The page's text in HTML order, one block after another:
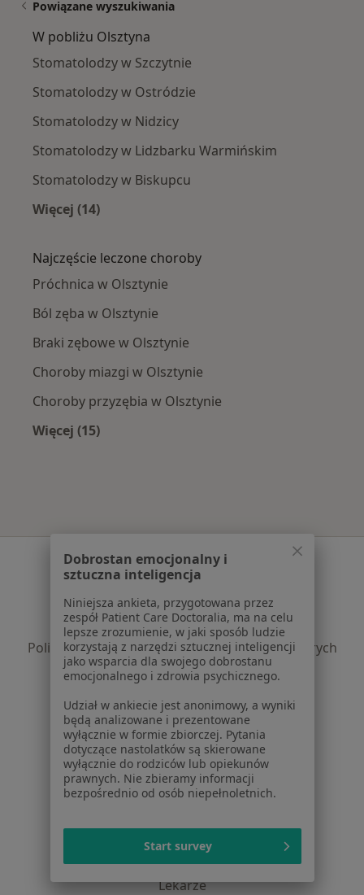
Powiązane wyszukiwania
W pobliżu Olsztyna
Stomatolodzy w Szczytnie
Stomatolodzy w Ostródzie
Stomatolodzy w Nidzicy
Stomatolodzy w Lidzbarku Warmińskim
Stomatolodzy w Biskupcu
Więcej (14)
Najczęście leczone choroby
Próchnica w Olsztynie
Ból zęba w Olsztynie
Braki zębowe w Olsztynie
Choroby miazgi w Olsztynie
Choroby przyzębia w Olsztynie
Więcej (15)
Serwis
Polityka prywatności pacjentów
Polityka prywatności profesjonalistów
Polityka prywatności dla profesjonalistów, których
dane pozyskaliśmy samodzielnie
Polityka cookies
Jak działają wyniki wyszukiwania
Dostępność
O nas
Praca Rekrutujemy!
Partnerzy
Centrum prasowe
Dla pacjentów
Lekarze
Dobrostan emocjonalny i
sztuczna inteligencja
Niniejsza ankieta, przygotowana przez
zespół Patient Care Doctoralia, ma na celu
lepsze zrozumienie, w jaki sposób ludzie
korzystają z narzędzi sztucznej inteligencji
jako wsparcia dla swojego dobrostanu
emocjonalnego i zdrowia psychicznego.
Udział w ankiecie jest anonimowy, a wyniki
będą analizowane i prezentowane
wyłącznie w formie zbiorczej. Pytania
dotyczące nastolatków są skierowane
wyłącznie do rodziców lub opiekunów
prawnych. Nie zbieramy informacji
bezpośrednio od osób niepełnoletnich.
Start survey